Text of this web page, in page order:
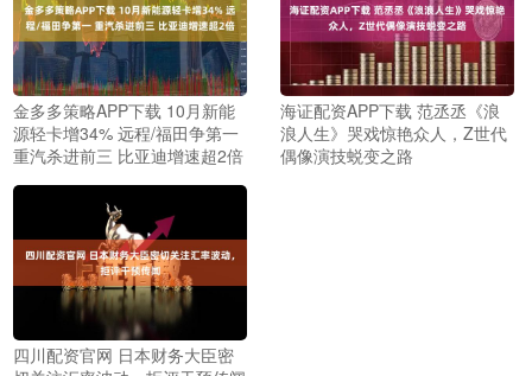
金多多策略APP下载 10月新能
源轻卡增34% 远程/福田争第一
重汽杀进前三 比亚迪增速超2倍
海证配资APP下载 范丞丞《浪
浪人生》哭戏惊艳众人，Z世代
偶像演技蜕变之路
四川配资官网 日本财务大臣密